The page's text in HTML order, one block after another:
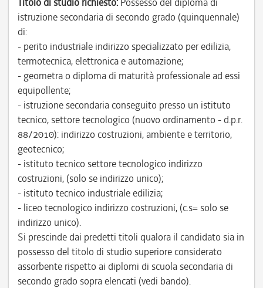
istruzione secondaria di secondo grado (quinquennale)
di:
- perito industriale indirizzo specializzato per edilizia,
termotecnica, elettronica e automazione;
- geometra o diploma di maturità professionale ad essi
equipollente;
- istruzione secondaria conseguito presso un istituto
tecnico, settore tecnologico (nuovo ordinamento - d.p.r.
88/2010): indirizzo costruzioni, ambiente e territorio,
geotecnico;
- istituto tecnico settore tecnologico indirizzo
costruzioni, (solo se indirizzo unico);
- istituto tecnico industriale edilizia;
- liceo tecnologico indirizzo costruzioni, (c.s= solo se
indirizzo unico).
Si prescinde dai predetti titoli qualora il candidato sia in
possesso del titolo di studio superiore considerato
assorbente rispetto ai diplomi di scuola secondaria di
secondo grado sopra elencati (vedi bando).